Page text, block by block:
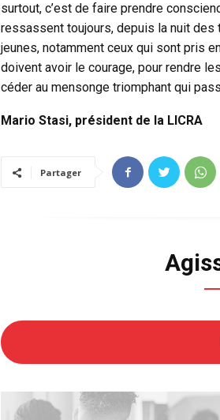
surtout, c’est de faire prendre
ressassent toujours, depuis la nuit des
jeunes, notamment ceux qui sont pris
doivent avoir le courage, pour rendre
céder au mensonge triomphant qui
Mario Stasi, président de la LICRA
Partager